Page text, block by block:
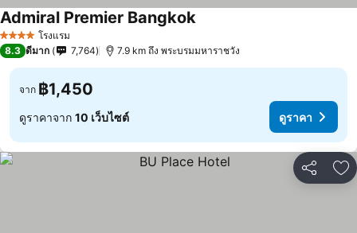
4 ดาว โรงแรม
Admiral Premier Bangkok
8.3 ดีมาก 7,764 7.9 km ถึง พระบรมมหาราชวัง
จาก ฿1,450
ดูราคาจาก 10 เว็บไซต์ ดูราคา
แชร์ เ